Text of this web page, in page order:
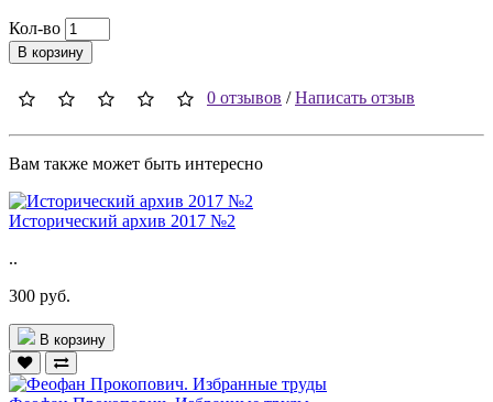
Кол-во
В корзину
0 отзывов /Написать отзыв
Вам также может быть интересно
Исторический архив 2017 №2
..
300 руб.
В корзину